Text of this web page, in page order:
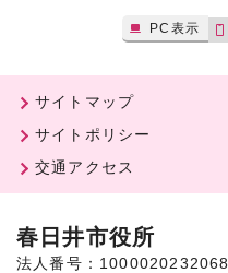
PC表示
サイトマップ
サイトポリシー
交通アクセス
春日井市役所
法人番号：1000020232068